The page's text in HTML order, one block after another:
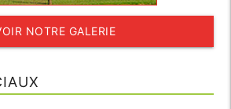
NOTRE GALERIE